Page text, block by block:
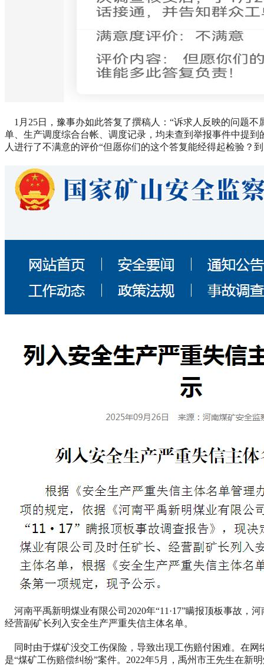
1月25日，豫事办如此答复了撰稿人：“诉求人反映的问题
单、生产调度综合台帐、调度记录，均未查到举报事件中提
人进行了不满意的评价“但愿你们的这个答复能经得起检验？
河南平禹新明煤业有限公司2020年“11·17”瞒报顶板事故，
经营副矿长列入安全生产严重失信主体名单。
同时由于煤矿没交工伤保险，导致出现工伤赔付困难。在网
是“煤矿工伤赔偿纠纷”案件。2022年5月，禹州市王先生在